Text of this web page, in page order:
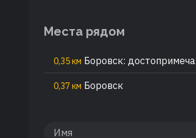
Места рядом
0,35 км Боровск:
0,37 км Боровск